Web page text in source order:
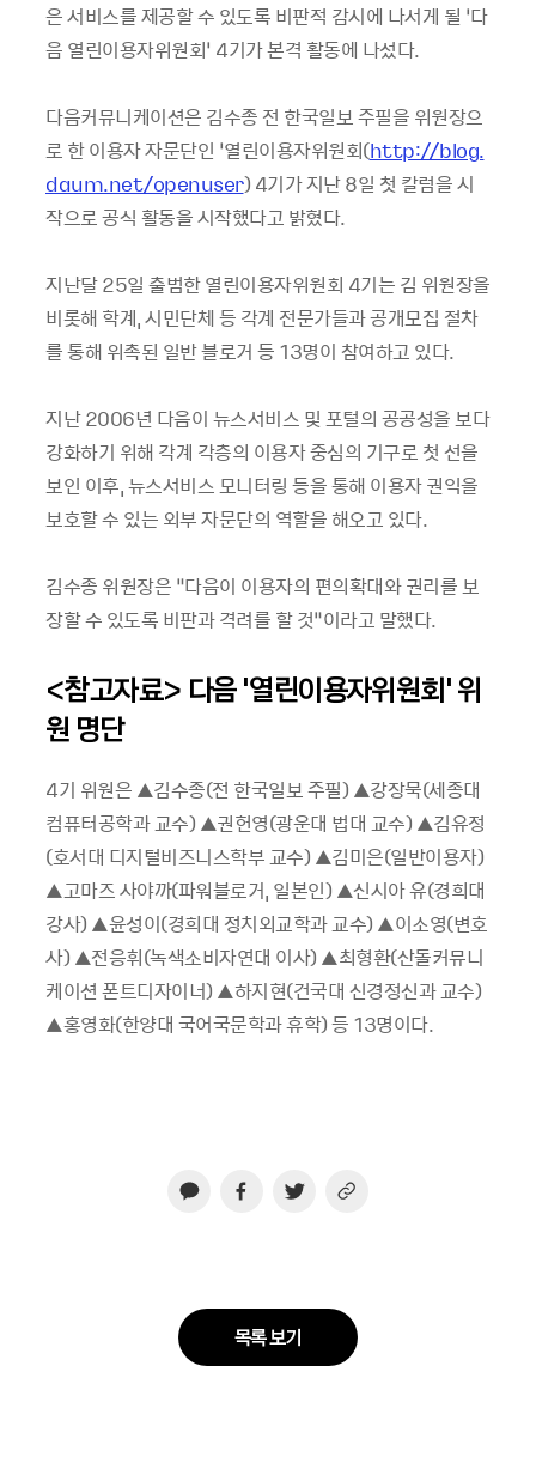
은 서비스를 제공할 수 있도록 비판적 감시에 나서게 될 ‘다
음 열린이용자위원회’ 4기가 본격 활동에 나섰다.
다음커뮤니케이션은 김수종 전 한국일보 주필을 위원장으
로 한 이용자 자문단인 ‘열린이용자위원회(http://blog.
daum.net/openuser) 4기가 지난 8일 첫 칼럼을 시
작으로 공식 활동을 시작했다고 밝혔다.
지난달 25일 출범한 열린이용자위원회 4기는 김 위원장을
비롯해 학계, 시민단체 등 각계 전문가들과 공개모집 절차
를 통해 위촉된 일반 블로거 등 13명이 참여하고 있다.
지난 2006년 다음이 뉴스서비스 및 포털의 공공성을 보다
강화하기 위해 각계 각층의 이용자 중심의 기구로 첫 선을
보인 이후, 뉴스서비스 모니터링 등을 통해 이용자 권익을
보호할 수 있는 외부 자문단의 역할을 해오고 있다.
김수종 위원장은 “다음이 이용자의 편의확대와 권리를 보
장할 수 있도록 비판과 격려를 할 것”이라고 말했다.
<참고자료> 다음 ‘열린이용자위원회’ 위
원 명단
4기 위원은 ▲김수종(전 한국일보 주필) ▲강장묵(세종대
컴퓨터공학과 교수) ▲권헌영(광운대 법대 교수) ▲김유정
(호서대 디지털비즈니스학부 교수) ▲김미은(일반이용자)
▲고마즈 사야까(파워블로거, 일본인) ▲신시아 유(경희대
강사) ▲윤성이(경희대 정치외교학과 교수) ▲이소영(변호
사) ▲전응휘(녹색소비자연대 이사) ▲최형환(산돌커뮤니
케이션 폰트디자이너) ▲하지현(건국대 신경정신과 교수)
▲홍영화(한양대 국어국문학과 휴학) 등 13명이다.
목록 보기